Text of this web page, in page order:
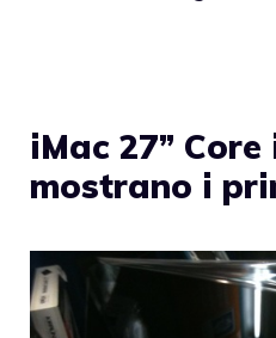
iMac 27”
mostrano i